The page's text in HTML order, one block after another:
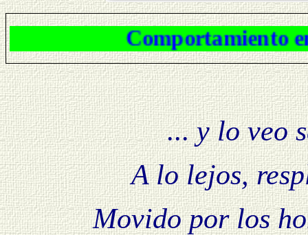
Comportamiento en el
...y lo veo
A lo lejos,
Movido por los